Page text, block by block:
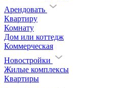
Арендовать
Квартиру
Комнату
Дом или коттедж
Коммерческая
Новостройки
Жилые комплексы
Квартиры